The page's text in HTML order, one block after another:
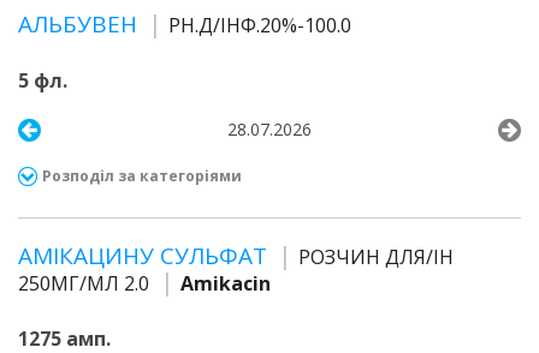
АЛЬБУВЕН РН.Д/ІНФ.20%-100.0
5 фл.
28.07.2026
Розподіл за категоріями
АМІКАЦИНУ СУЛЬФАТ
РОЗЧИН ДЛЯ/ІН
250МГ/МЛ 2.0
Amikacin
1275 амп.